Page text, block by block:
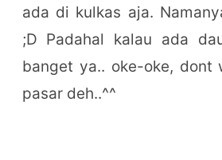
ada di kulkas aja.
;D Padahal kalau ada
banget ya.. oke-oke, dont
pasar deh..^^